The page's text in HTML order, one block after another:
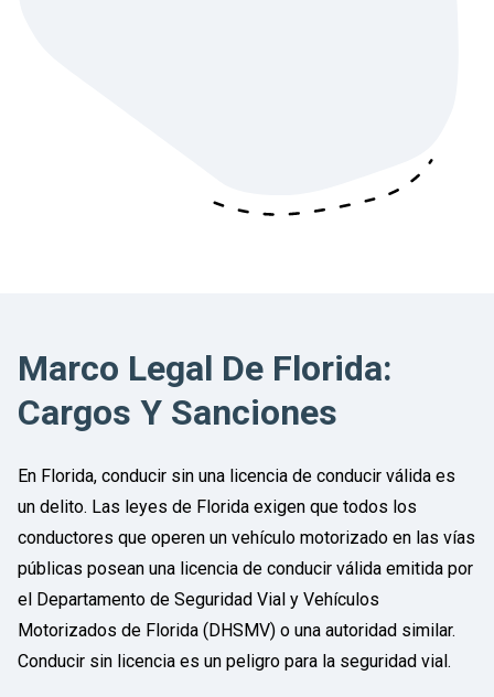
Marco Legal De Florida:
Cargos Y Sanciones
En Florida, conducir sin una licencia de conducir válida es
un delito. Las leyes de Florida exigen que todos los
conductores que operen un vehículo motorizado en las vías
públicas posean una licencia de conducir válida emitida por
el Departamento de Seguridad Vial y Vehículos
Motorizados de Florida (DHSMV) o una autoridad similar.
Conducir sin licencia es un peligro para la seguridad vial.